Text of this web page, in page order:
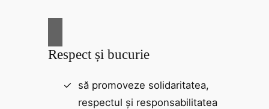
Respect și bucurie
să promoveze solidaritatea,
respectul și responsabilitatea